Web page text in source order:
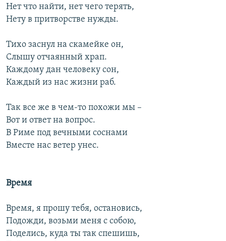
Нет что найти, нет чего терять,
Нету в притворстве нужды.
Тихо заснул на скамейке он,
Слышу отчаянный храп.
Каждому дан человеку сон,
Каждый из нас жизни раб.
Так все же в чем-то похожи мы –
Вот и ответ на вопрос.
В Риме под вечными соснами
Вместе нас ветер унес.
Время
Время, я прошу тебя, остановись,
Подожди, возьми меня с собою,
Поделись, куда ты так спешишь,